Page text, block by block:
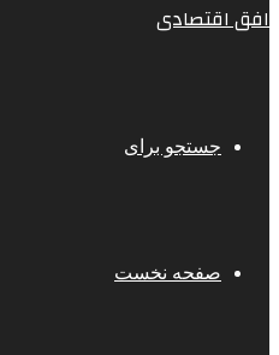
افق اقتصادی
جستجو برای
صفحه نخست